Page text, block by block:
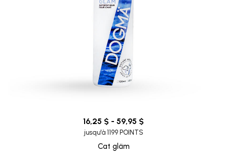
16,25 $ - 59,95 $
jusqu'à 1199 POINTS
Cat gläm